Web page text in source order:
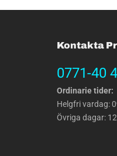
Kontakta
0771-40
Ordinarie tider:
Helgfri vardag:
Övriga dagar: